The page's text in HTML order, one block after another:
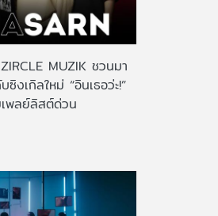
MUZIK ชวนมา
งเกิลใหม่ “อินเธอว่ะ!”
พลย์ลิสต์ด่วน